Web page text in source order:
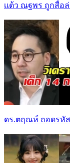
เเต้ว ณฐพร ถูกสื่อ
ดร.ตฤณห์ ถอดรหั